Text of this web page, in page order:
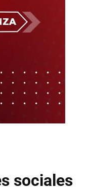
sociales